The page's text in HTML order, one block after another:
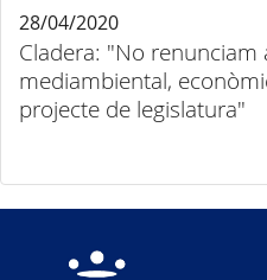
Cladera: "No renunciam
mediambiental,
projecte de legislatura"
28/04/2020